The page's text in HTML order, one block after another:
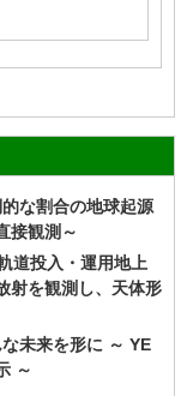
な割合の地球起源
接観測～
道投入・運用地上
射を観測し、天体形
未来を形に ～ YE
～